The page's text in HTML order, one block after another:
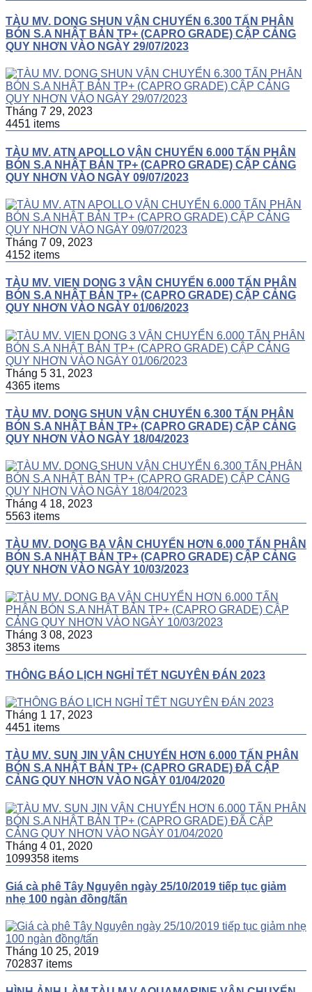
TÀU MV. DONG SHUN VẬN CHUYỂN 6.300 TẤN PHÂN
BÓN S.A NHẬT BẢN TP+ (CAPRO GRADE) CẬP CẢNG
QUY NHƠN VÀO NGÀY 29/07/2023
Tháng 7 29, 2023
4451 items
TÀU MV. ATN APOLLO VẬN CHUYỂN 6.000 TẤN PHÂN
BÓN S.A NHẬT BẢN TP+ (CAPRO GRADE) CẬP CẢNG
QUY NHƠN VÀO NGÀY 09/07/2023
Tháng 7 09, 2023
4152 items
TÀU MV. VIEN DONG 3 VẬN CHUYỂN 6.000 TẤN PHÂN
BÓN S.A NHẬT BẢN TP+ (CAPRO GRADE) CẬP CẢNG
QUY NHƠN VÀO NGÀY 01/06/2023
Tháng 5 31, 2023
4365 items
TÀU MV. DONG SHUN VẬN CHUYỂN 6.300 TẤN PHÂN
BÓN S.A NHẬT BẢN TP+ (CAPRO GRADE) CẬP CẢNG
QUY NHƠN VÀO NGÀY 18/04/2023
Tháng 4 18, 2023
5563 items
TÀU MV. DONG BA VẬN CHUYỂN HƠN 6.000 TẤN PHÂN
BÓN S.A NHẬT BẢN TP+ (CAPRO GRADE) CẬP CẢNG
QUY NHƠN VÀO NGÀY 10/03/2023
Tháng 3 08, 2023
3853 items
THÔNG BÁO LỊCH NGHỈ TẾT NGUYÊN ĐÁN 2023
Tháng 1 17, 2023
4451 items
TÀU MV. SUN JIN VẬN CHUYỂN HƠN 6.000 TẤN PHÂN
BÓN S.A NHẬT BẢN TP+ (CAPRO GRADE) ĐÃ CẬP
CẢNG QUY NHƠN VÀO NGÀY 01/04/2020
Tháng 4 01, 2020
1099358 items
Giá cà phê Tây Nguyên ngày 25/10/2019 tiếp tục giảm
nhẹ 100 ngàn đồng/tấn
Tháng 10 25, 2019
702837 items